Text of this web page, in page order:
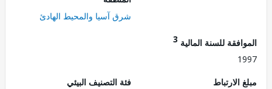
شرق آسيا والمحيط الهادئ
للسنة المالية3
فئة التصنيف البيئي